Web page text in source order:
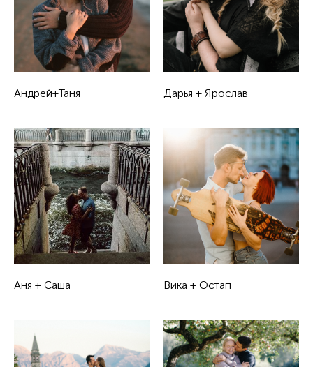
Андрей+Таня Дарья + Ярослав
Аня + Саша Вика + Остап